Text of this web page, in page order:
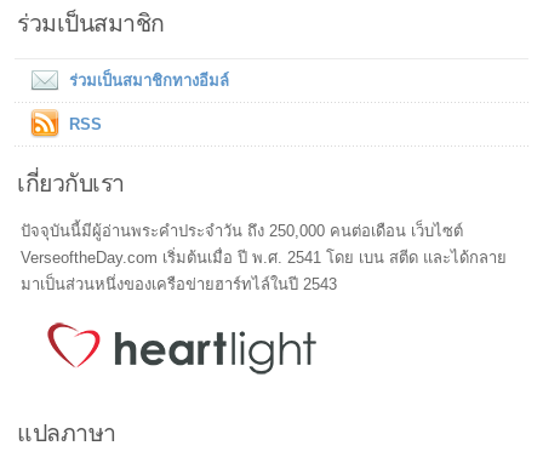
ร่วมเป็นสมาชิก
ร่วมเป็นสมาชิกทางอีมล์
RSS
เกี่ยวกับเรา
ปัจจุบันนี้มีผู้อ่านพระคำประจำวัน ถึง 250,000 คนต่อเดือน เว็บไซต์
VerseoftheDay.com เริ่มต้นเมื่อ ปี พ.ศ. 2541 โดย เบน สตีด และได้กลาย
มาเป็นส่วนหนึ่งของเครือข่ายฮาร์ทไล์ในปี 2543
แปลภาษา